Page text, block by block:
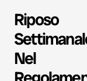
Riposo
Nel